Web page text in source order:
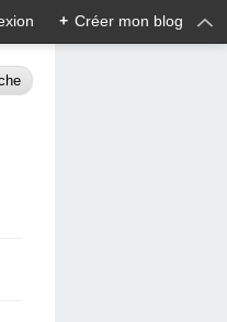
+ Créer mon blog